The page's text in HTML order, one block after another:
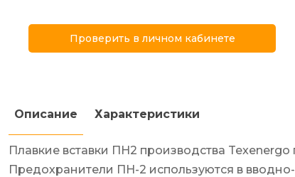
Проверить в личном кабинете
Описание Характеристики
Плавкие вставки ПН2 производства
Предохранители ПН-2 используются в